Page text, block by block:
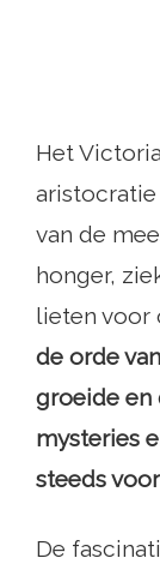
Het
van de
honger,
lieten voor
de orde
groeide en
mysteries
steeds
De